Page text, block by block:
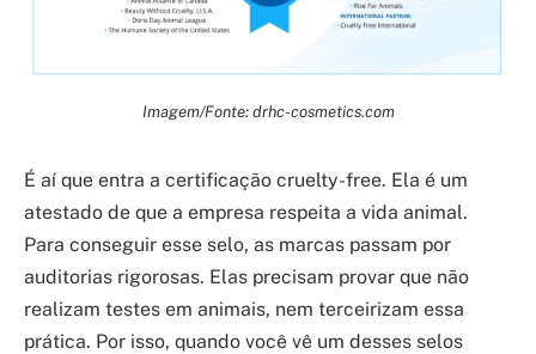
Imagem/Fonte: drhc-cosmetics.com
É aí que entra a certificação cruelty-free. Ela é um
atestado de que a empresa respeita a vida animal.
Para conseguir esse selo, as marcas passam por
auditorias rigorosas. Elas precisam provar que não
realizam testes em animais, nem terceirizam essa
prática. Por isso, quando você vê um desses selos